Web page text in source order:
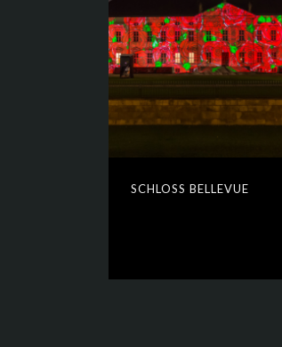
SCHLOSS BELLEVUE